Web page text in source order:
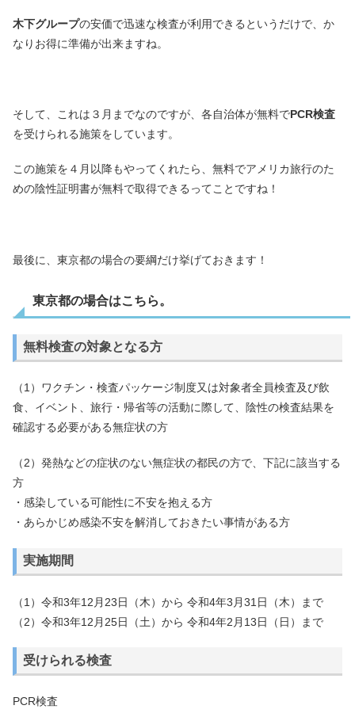
木下グループの安価で迅速な検査が利用できるというだけで、か
なりお得に準備が出来ますね。
そして、これは３月までなのですが、各自治体が無料でPCR検査
を受けられる施策をしています。
この施策を４月以降もやってくれたら、無料でアメリカ旅行のた
めの陰性証明書が無料で取得できるってことですね！
最後に、東京都の場合の要綱だけ挙げておきます！
東京都の場合はこちら。
無料検査の対象となる方
（1）ワクチン・検査パッケージ制度又は対象者全員検査及び飲
食、イベント、旅行・帰省等の活動に際して、陰性の検査結果を
確認する必要がある無症状の方
（2）発熱などの症状のない無症状の都民の方で、下記に該当する
方
・感染している可能性に不安を抱える方
・あらかじめ感染不安を解消しておきたい事情がある方
実施期間
（1）令和3年12月23日（木）から 令和4年3月31日（木）まで
（2）令和3年12月25日（土）から 令和4年2月13日（日）まで
受けられる検査
PCR検査